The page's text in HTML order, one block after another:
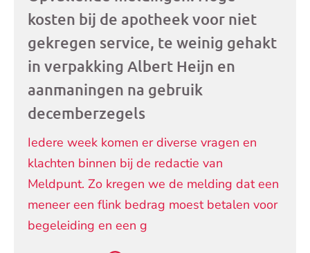
kosten bij de apotheek voor niet
gekregen service, te weinig gehakt
in verpakking Albert Heijn en
aanmaningen na gebruik
decemberzegels
Iedere week komen er diverse vragen en
klachten binnen bij de redactie van
Meldpunt. Zo kregen we de melding dat een
meneer een flink bedrag moest betalen voor
begeleiding en een g